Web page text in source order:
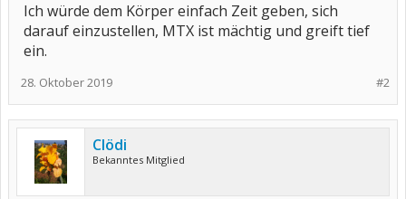
Ich würde dem Körper einfach Zeit geben, sich
darauf einzustellen, MTX ist mächtig und greift tief
ein.
#2
28. Oktober 2019
Clödi
Bekanntes Mitglied